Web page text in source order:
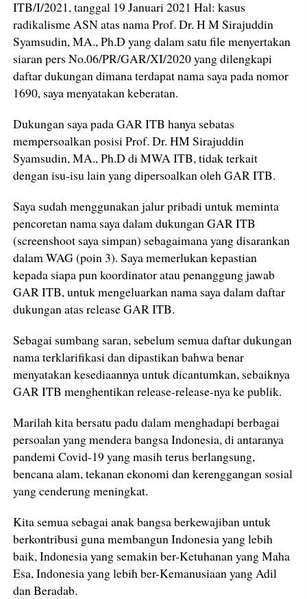
ITB/I/2021, tanggal 19 Januari 2021 Hal: kasus
radikalisme ASN atas nama Prof. Dr. H M Sirajuddin
Syamsudin, MA., Ph.D yang dalam satu file menyertakan
siaran pers No.06/PR/GAR/XI/2020 yang dilengkapi
daftar dukungan dimana terdapat nama saya pada nomor
1690, saya menyatakan keberatan.
Dukungan saya pada GAR ITB hanya sebatas
mempersoalkan posisi Prof. Dr. HM Sirajuddin
Syamsudin, MA., Ph.D di MWA ITB, tidak terkait
dengan isu-isu lain yang dipersoalkan oleh GAR ITB.
Saya sudah menggunakan jalur pribadi untuk meminta
pencoretan nama saya dalam dukungan GAR ITB
(screenshoot saya simpan) sebagaimana yang disarankan
dalam WAG (poin 3). Saya memerlukan kepastian
kepada siapa pun koordinator atau penanggung jawab
GAR ITB, untuk mengeluarkan nama saya dalam daftar
dukungan atas release GAR ITB.
Sebagai sumbang saran, sebelum semua daftar dukungan
nama terklarifikasi dan dipastikan bahwa benar
menyatakan kesediaannya untuk dicantumkan, sebaiknya
GAR ITB menghentikan release-release-nya ke publik.
Marilah kita bersatu padu dalam menghadapi berbagai
persoalan yang mendera bangsa Indonesia, di antaranya
pandemi Covid-19 yang masih terus berlangsung,
bencana alam, tekanan ekonomi dan kerenggangan sosial
yang cenderung meningkat.
Kita semua sebagai anak bangsa berkewajiban untuk
berkontribusi guna membangun Indonesia yang lebih
baik, Indonesia yang semakin ber-Ketuhanan yang Maha
Esa, Indonesia yang lebih ber-Kemanusiaan yang Adil
dan Beradab.